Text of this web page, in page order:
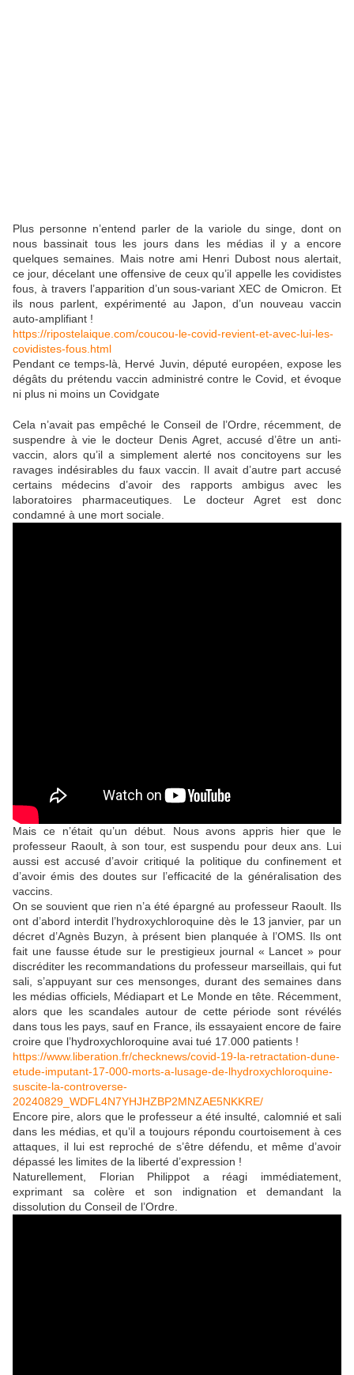
Plus personne n’entend parler de la variole du singe, dont on
nous bassinait tous les jours dans les médias il y a encore
quelques semaines. Mais notre ami Henri Dubost nous alertait,
ce jour, décelant une offensive de ceux qu’il appelle les covidistes
fous, à travers l’apparition d’un sous-variant XEC de Omicron. Et
ils nous parlent, expérimenté au Japon, d’un nouveau vaccin
auto-amplifiant !
https://ripostelaique.com/coucou-le-covid-revient-et-avec-lui-les-
covidistes-fous.html
Pendant ce temps-là, Hervé Juvin, député européen, expose les
dégâts du prétendu vaccin administré contre le Covid, et évoque
ni plus ni moins un Covidgate
Cela n’avait pas empêché le Conseil de l’Ordre, récemment, de
suspendre à vie le docteur Denis Agret, accusé d’être un anti-
vaccin, alors qu’il a simplement alerté nos concitoyens sur les
ravages indésirables du faux vaccin. Il avait d’autre part accusé
certains médecins d’avoir des rapports ambigus avec les
laboratoires pharmaceutiques. Le docteur Agret est donc
condamné à une mort sociale.
Mais ce n’était qu’un début. Nous avons appris hier que le
professeur Raoult, à son tour, est suspendu pour deux ans. Lui
aussi est accusé d’avoir critiqué la politique du confinement et
d’avoir émis des doutes sur l’efficacité de la généralisation des
vaccins.
On se souvient que rien n’a été épargné au professeur Raoult. Ils
ont d’abord interdit l’hydroxychloroquine dès le 13 janvier, par un
décret d’Agnès Buzyn, à présent bien planquée à l’OMS. Ils ont
fait une fausse étude sur le prestigieux journal « Lancet » pour
discréditer les recommandations du professeur marseillais, qui fut
sali, s’appuyant sur ces mensonges, durant des semaines dans
les médias officiels, Médiapart et Le Monde en tête. Récemment,
alors que les scandales autour de cette période sont révélés
dans tous les pays, sauf en France, ils essayaient encore de faire
croire que l’hydroxychloroquine avai tué 17.000 patients !
https://www.liberation.fr/checknews/covid-19-la-retractation-dune-
etude-imputant-17-000-morts-a-lusage-de-lhydroxychloroquine-
suscite-la-controverse-
20240829_WDFL4N7YHJHZBP2MNZAE5NKKRE/
Encore pire, alors que le professeur a été insulté, calomnié et sali
dans les médias, et qu’il a toujours répondu courtoisement à ces
attaques, il lui est reproché de s’être défendu, et même d’avoir
dépassé les limites de la liberté d’expression !
Naturellement, Florian Philippot a réagi immédiatement,
exprimant sa colère et son indignation et demandant la
dissolution du Conseil de l’Ordre.